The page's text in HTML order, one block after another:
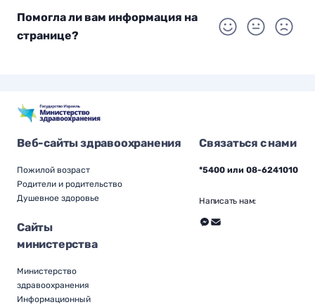
Помогла ли вам информация на
странице?
Веб-сайты здравоохранения
Пожилой возраст
Родители и родительство
Душевное здоровье
Сайты
министерства
Министерство
здравоохранения
Информационный
Связаться с нами
*5400 или 08-6241010
Написать нам: